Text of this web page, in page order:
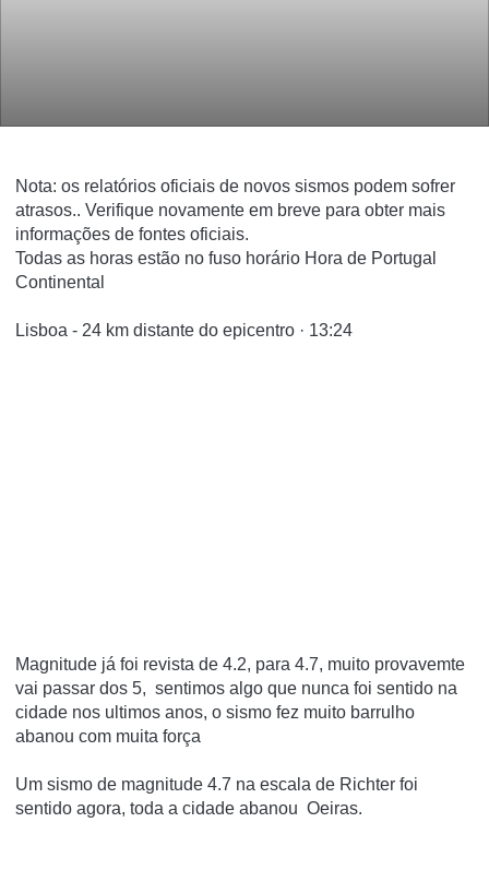
Nota: os relatórios oficiais de novos sismos podem sofrer
atrasos.. Verifique novamente em breve para obter mais
informações de fontes oficiais.
Todas as horas estão no fuso horário Hora de Portugal
Continental
Lisboa - 24 km distante do epicentro · 13:24
Magnitude já foi revista de 4.2, para 4.7, muito provavemte
vai passar dos 5, sentimos algo que nunca foi sentido na
cidade nos ultimos anos, o sismo fez muito barrulho
abanou com muita força
Um sismo de magnitude 4.7 na escala de Richter foi
sentido agora, toda a cidade abanou Oeiras.